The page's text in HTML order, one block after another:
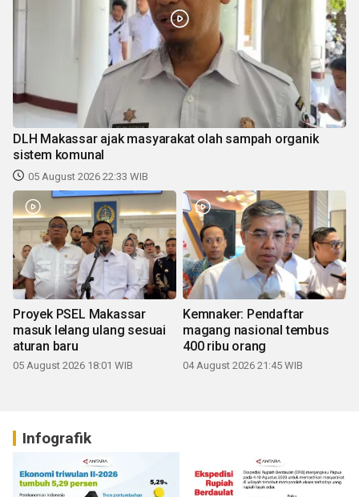
DLH Makassar ajak masyarakat olah sampah organik
sistem komunal
05 August 2026 22:33 WIB
Proyek PSEL Makassar
masuk lelang ulang sesuai
aturan baru
05 August 2026 18:01 WIB
Kemnaker: Pendaftar
magang nasional tembus
400 ribu orang
04 August 2026 21:45 WIB
Infografik